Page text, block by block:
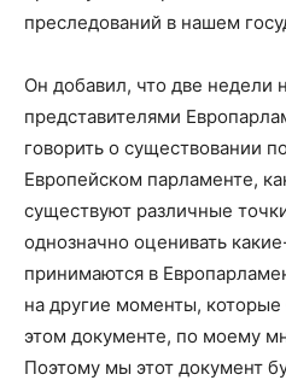
преследований в нашем
Он добавил, что две недели
представителями
говорить о существовании
Европейском парламенте,
существуют различные
однозначно оценивать
принимаются в
на другие моменты,
этом документе, по моему
Поэтому мы этот документ